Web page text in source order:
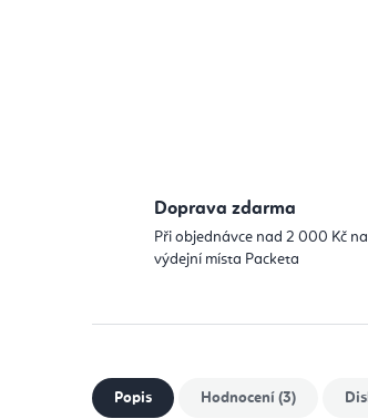
Doprava zdarma
Při objednávce nad 2 000 Kč na
výdejní místa Packeta
Popis Hodnocení (3)